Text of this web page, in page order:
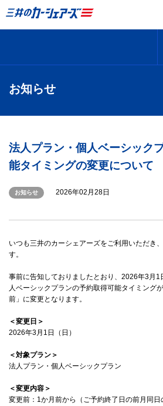
お知らせ
法人プラン・個人ベーシック
能タイミングの変更について
お知らせ 2026年02月28日
いつも三井のカーシェアーズをご利用いただき
す。
事前に告知しておりましたとおり、2026年3月1
人ベーシックプランの予約取得可能タイミング
前」に変更となります。
＜変更日＞
2026年3月1日（日）
＜対象プラン＞
法人プラン・個人ベーシックプラン
＜変更内容＞
変更前：1か月前から（ご予約終了日の前月同日